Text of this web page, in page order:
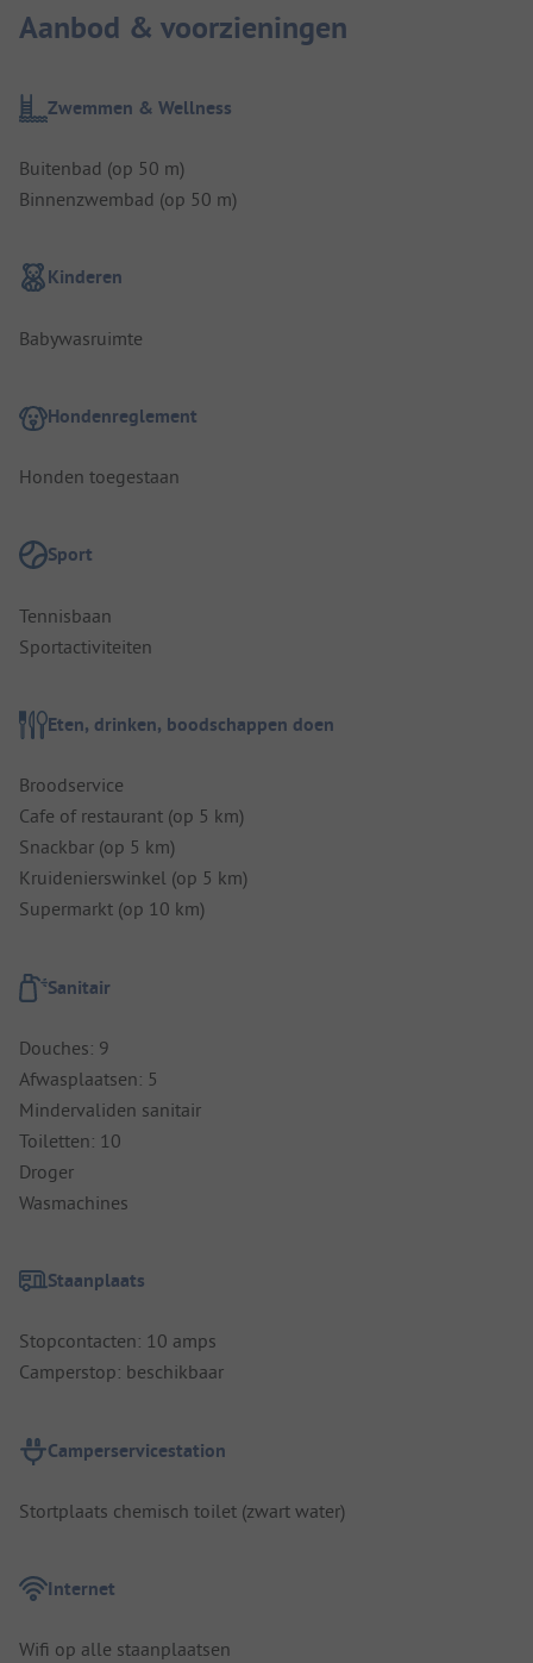
Aanbod & voorzieningen
Zwemmen & Wellness
Buitenbad (op 50 m)
Binnenzwembad (op 50 m)
Kinderen
Babywasruimte
Hondenreglement
Honden toegestaan
Sport
Tennisbaan
Sportactiviteiten
Eten, drinken, boodschappen doen
Broodservice
Cafe of restaurant (op 5 km)
Snackbar (op 5 km)
Kruidenierswinkel (op 5 km)
Supermarkt (op 10 km)
Sanitair
Douches: 9
Afwasplaatsen: 5
Mindervaliden sanitair
Toiletten: 10
Droger
Wasmachines
Staanplaats
Stopcontacten: 10 amps
Camperstop: beschikbaar
Camperservicestation
Stortplaats chemisch toilet (zwart water)
Internet
Wifi op alle staanplaatsen